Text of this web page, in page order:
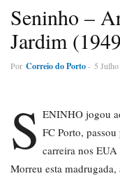
Seninho –
Jardim
Por Correio do Porto- 5
S ENINHO jogou
FC Porto,
carreira nos
Morreu esta madrugada,